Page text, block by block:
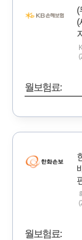
(
(
월보험료:
월보험료: